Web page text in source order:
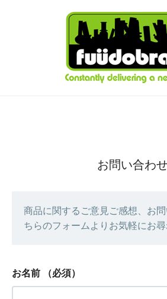
お問い合わせ
商品に関するご意見ご感想、お
ちらのフォームよりお気軽にお尋
お名前 （必須）